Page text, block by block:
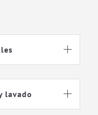

lavado 